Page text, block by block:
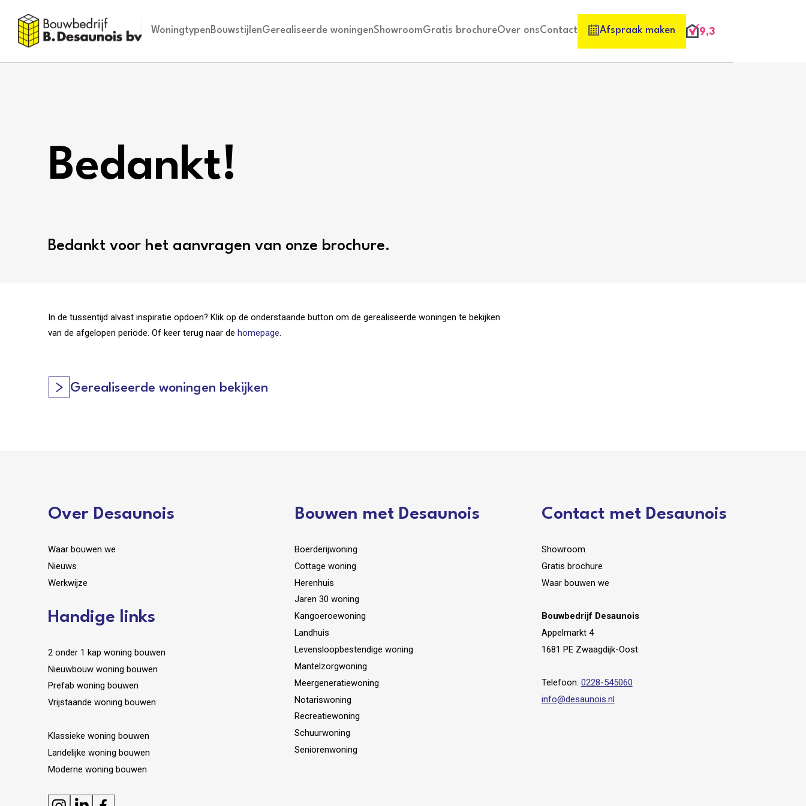
WoningtypenBouwstijlenGerealiseerde woningenShowroomGratis brochureOver onsContact Afspraak maken 9,3
Bedankt!
Bedankt voor het aanvragen van onze brochure.
In de tussentijd alvast inspiratie opdoen? Klik op de onderstaande button om de gerealiseerde woningen te bekijken
van de afgelopen periode. Of keer terug naar de homepage
Gerealiseerde woningen bekijken
Over Desaunois
Waar bouwen we
Nieuws
Werkwijze
Handige links
2 onder 1 kap woning bouwen
Nieuwbouw woning bouwen
Prefab woning bouwen
Vrijstaande woning bouwen
Klassieke woning bouwen
Landelijke woning bouwen
Moderne woning bouwen
Bouwen met Desaunois
Boerderijwoning
Cottage woning
Herenhuis
Jaren 30 woning
Kangoeroewoning
Landhuis
Levensloopbestendige woning
Mantelzorgwoning
Meergeneratiewoning
Notariswoning
Recreatiewoning
Schuurwoning
Seniorenwoning
Contact met Desaunois
Showroom
Gratis brochure
Waar bouwen we
Bouwbedrijf Desaunois
Appelmarkt 4
1681 PE Zwaagdijk-Oost
Telefoon: 0228-545060
info@desaunois.nl